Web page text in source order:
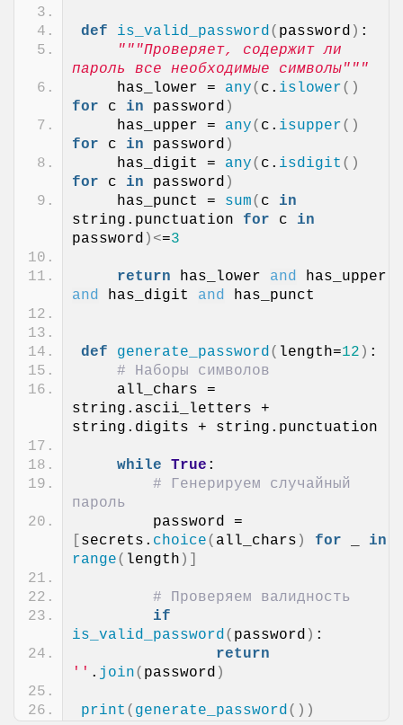
def is_valid_password( password ) :
"""Проверяет, содержит ли
пароль все необходимые символы"""
    has_lower =
any( c. islower()
for c in password )
    has_upper =
any( c. isupper()
for c in password )
    has_digit =
any( c. isdigit ()
for c in password )
    has_punct =
sum( c in
string.punctuation for c in
password )<=3
return has_lower and
and has_digit and has_punct
def generate_password( length=12 ) :
# Наборы символов
    all_chars =
string.ascii_letters +
string.digits + string.punctuation
while True :
# Генерируем случайный
пароль
secrets. choice( all_chars ) for
in
range( length )]
# Проверяем валидность
if
is_valid_password( password ) :
return
'' . join( password )
print ( generate_password())